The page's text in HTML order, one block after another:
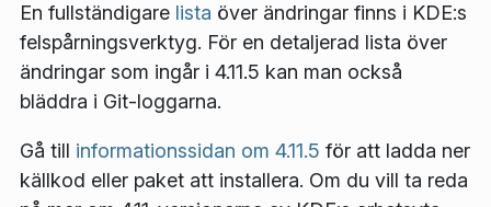
En fullständigare lista över ändringar finns i KDE:s
felspårningsverktyg. För en detaljerad lista över
ändringar som ingår i 4.11.5 kan man också
bläddra i Git-loggarna.
Gå till informationssidan om 4.11.5 för att ladda ner
källkod eller paket att installera. Om du vill ta reda